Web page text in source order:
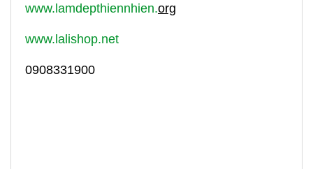
www.lamdepthiennhien.org
www.lalishop.net
0908331900